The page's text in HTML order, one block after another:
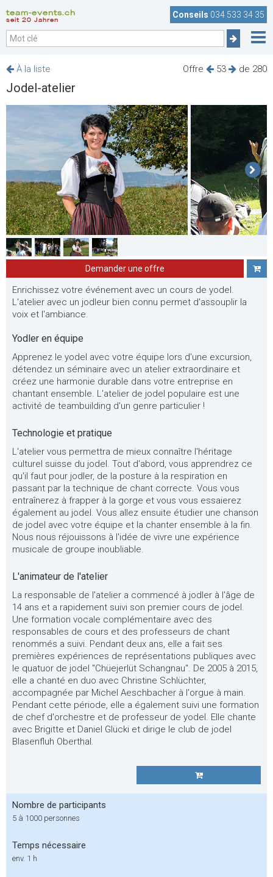
team-events.ch
seit 20 Jahren
Conseils 034 533 34 35
Offre 53 de 280
À la liste
Jodel-atelier
Demander une offre
Enrichissez votre événement avec un cours de yodel.
L'atelier avec un jodleur bien connu permet d'assouplir la
voix et l'ambiance.
Yodler en équipe
Apprenez le yodel avec votre équipe lors d'une excursion,
détendez un séminaire avec un atelier extraordinaire et
créez une harmonie durable dans votre entreprise en
chantant ensemble. L'atelier de jodel populaire est une
activité de teambuilding d'un genre particulier !
Technologie et pratique
L'atelier vous permettra de mieux connaître l'héritage
culturel suisse du jodel. Tout d'abord, vous apprendrez ce
qu'il faut pour jodler, de la posture à la respiration en
passant par la technique de chant correcte. Vous vous
entraînerez à frapper à la gorge et vous vous essaierez
également au jodel. Vous allez ensuite étudier une chanson
de jodel avec votre équipe et la chanter ensemble à la fin.
Nous nous réjouissons à l'idée de vivre une expérience
musicale de groupe inoubliable.
L'animateur de l'atelier
La responsable de l'atelier a commencé à jodler à l'âge de
14 ans et a rapidement suivi son premier cours de jodel.
Une formation vocale complémentaire avec des
responsables de cours et des professeurs de chant
renommés a suivi. Pendant deux ans, elle a fait ses
premières expériences de représentations publiques avec
le quatuor de jodel "Chüejerlüt Schangnau". De 2005 à 2015,
elle a chanté en duo avec Christine Schlüchter,
accompagnée par Michel Aeschbacher à l'orgue à main.
Pendant cette période, elle a également suivi une formation
de chef d'orchestre et de professeur de yodel. Elle chante
avec Brigitte et Daniel Glücki et dirige le club de jodel
Blasenfluh Oberthal.
Nombre de participants
5 à 1000 personnes
Temps nécessaire
env. 1 h